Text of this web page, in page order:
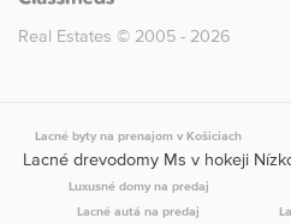
Real Estates © 2005 - 2026
Lacné byty na prenajom v Košiciach
Lacné drevodomy Ms v hokeji
Luxusné domy na predaj
Lacné autá na predaj